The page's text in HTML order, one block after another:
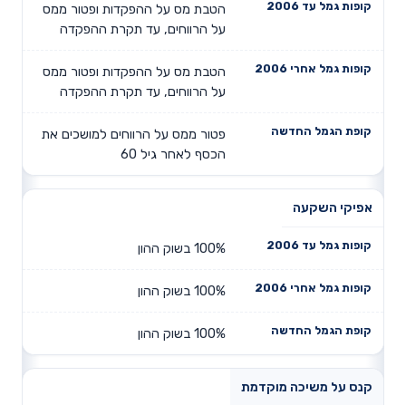
הטבת מס על ההפקדות ופטור ממס
על הרווחים, עד תקרת ההפקדה
הטבת מס על ההפקדות ופטור ממס
על הרווחים, עד תקרת ההפקדה
פטור ממס על הרווחים למושכים את
הכסף לאחר גיל 60
אפיקי השקעה
100% בשוק ההון
100% בשוק ההון
100% בשוק ההון
קנס על משיכה מוקדמת